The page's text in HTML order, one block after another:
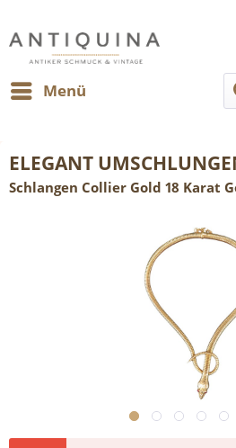
Menü
ELEGANT
Schlangen Collier Gold 18 Karat